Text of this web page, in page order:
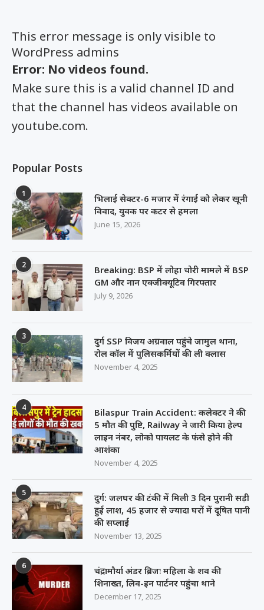
This error message is only visible to
WordPress admins
Error: No videos found.
Make sure this is a valid channel ID and
that the channel has videos available on
youtube.com.
Popular Posts
1
भिलाई सेक्टर-6 मजार में रंगाई को लेकर खूनी
विवाद, युवक पर कटर से हमला
June 15, 2026
2
Breaking: BSP में लोहा चोरी मामले में BSP
GM और नान एक्जीक्यूटिव गिरफ्तार
July 9, 2026
3
दुर्ग SSP विजय अग्रवाल पहुंचे जामुल थाना,
रोल कॉल में पुलिसकर्मियों की ली क्लास
November 4, 2025
4
Bilaspur Train Accident: कलेक्टर ने की
5 मौत की पुष्टि, Railway ने जारी किया हेल्प
लाइन नंबर, लोको पायलट के फंसे होने की
आशंका
November 4, 2025
5
दुर्ग: जलघर की टंकी में मिली 3 दिन पुरानी सड़ी
हुई लाश, 45 हजार से ज्यादा घरों में दूषित पानी
की सप्लाई
November 13, 2025
6
चंद्रामौर्या अंडर ब्रिजः महिला के शव की
शिनाख्त, लिव-इन पार्टनर पहुंचा थाने
December 17, 2025